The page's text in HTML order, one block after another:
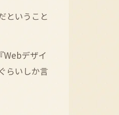
ということ
Webデザイ
らいしか言